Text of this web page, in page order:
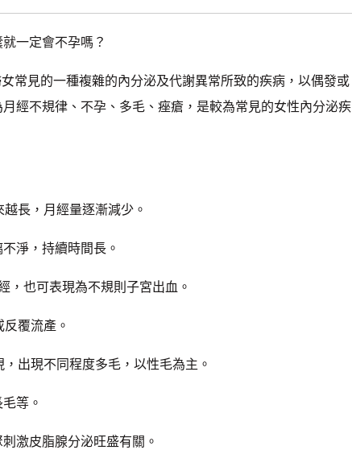
一定會不孕嗎？
見的一種複雜的內分泌及代謝異常所致的疾病，以偶發或
經不規律、不孕、多毛、痤瘡，是較為常見的女性內分泌疾
長，月經量逐漸減少。
淨，持續時間長。
也可表現為不規則子宮出血。
覆流產。
出現不同程度多毛，以性毛為主。
等。
激皮脂腺分泌旺盛有關。